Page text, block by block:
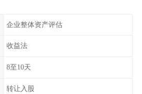
企业整体资产评估
收益法
8至10天
转让入股